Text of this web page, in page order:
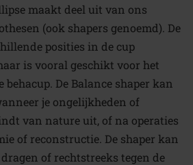
maakt deel uit van ons
(ook shapers genoemd). De
posities in de cup
is vooral geschikt voor het
behacup. De Balance shaper kan
je ongelijkheden of
van nature uit, of na operaties
of reconstructie. De shaper kan
of rechtstreeks tegen de